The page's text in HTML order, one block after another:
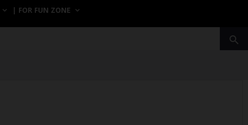
| FOR FUN ZONE
search